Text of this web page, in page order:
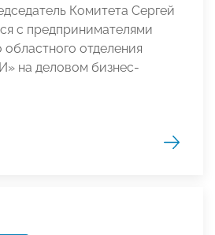
Комитета Сергей
с предпринимателями
отделения
на деловом бизнес-